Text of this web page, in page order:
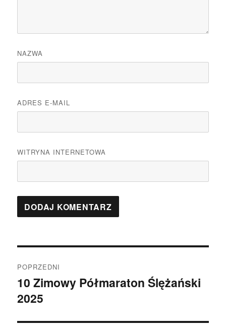
NAZWA
ADRES E-MAIL
WITRYNA INTERNETOWA
wpisu
POPRZEDNI
Poprzedni
wpis:
10 Zimowy Półmaraton Ślężański
2025